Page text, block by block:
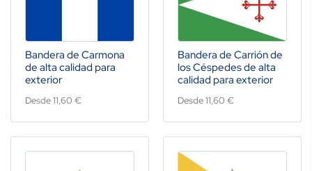
Bandera de Carmona
de alta calidad para
exterior
Desde 11,60 €
Bandera de Carrión de
los Céspedes de alta
calidad para exterior
Desde 11,60 €